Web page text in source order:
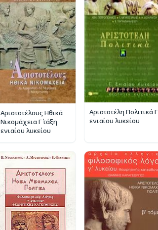
Αριστοτέλους Ηθικά
Νικομάχεια Γ΄ τάξη
ενιαίου λυκείου
Αριστοτέλη Πολιτικά Γ΄
ενιαίου λυκείου